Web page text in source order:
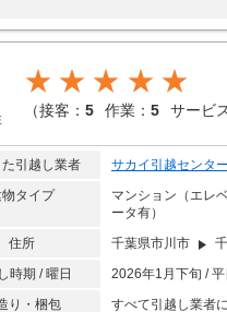
ーの人が他のメンバーに、指示
ス】
ない
業は全て自分ですませていた割
★★★★★
（接客： 5 作業： 5 サービ
引越し業者
サカイ引越センター
タイプ
マンション（エレ
ータ有）
住所
千葉県市川市
時期 / 曜日
2026年1月下旬 / 平
り・梱包
すべて引越し業者